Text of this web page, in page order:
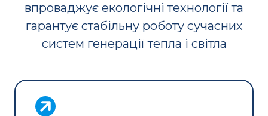
впроваджує екологічні технології та
гарантує стабільну роботу сучасних
систем генерації тепла і світла